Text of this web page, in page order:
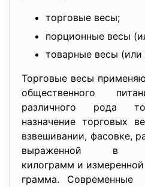
торговые весы;
порционные весы
товарные весы (или
Торговые весы
общественного
различного рода
назначение торговых
взвешивании, фасовке,
выраженной
килограмм и
грамма. Современные